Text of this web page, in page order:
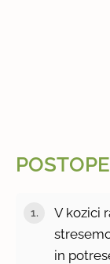
V kozici
in